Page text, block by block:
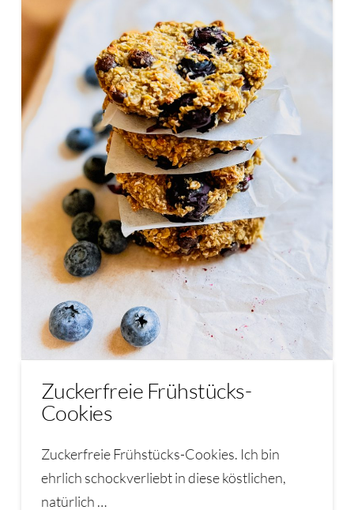
Zuckerfreie Frühstücks-
Cookies
Zuckerfreie Frühstücks-Cookies. Ich bin
ehrlich schockverliebt in diese köstlichen,
natürlich …